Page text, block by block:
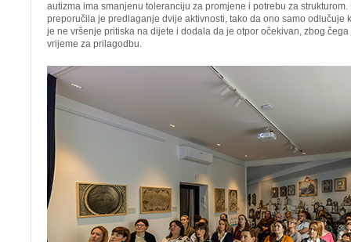
autizma ima smanjenu toleranciju za promjene i potrebu za
preporučila je predlaganje dvije aktivnosti, tako da ono samo odlučuje
je ne vršenje pritiska na dijete i dodala da je otpor očekivan, zbog
vrijeme za prilagodbu.